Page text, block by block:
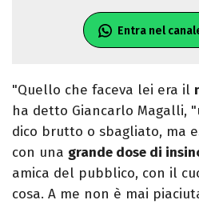
Entra nel
"Quello che faceva lei era il
ha detto Giancarlo Magalli,
dico brutto o sbagliato, ma
con una grande dose di
amica del pubblico, con il
cosa. A me non è mai